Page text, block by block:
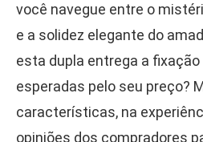
você navegue entre o
e a solidez elegante do
esta dupla entrega a fixação
esperadas pelo seu preço?
características, na
opiniões dos compradores